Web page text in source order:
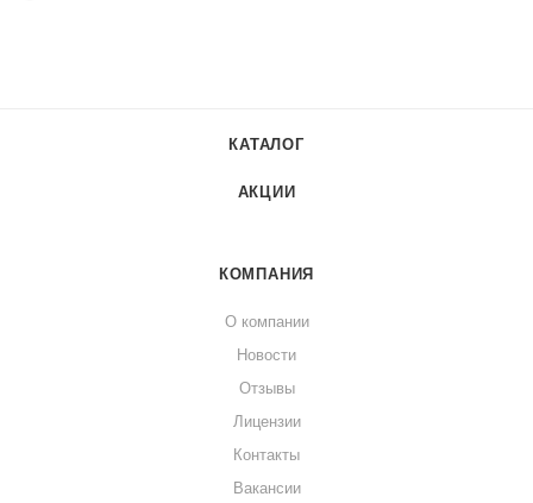
КАТАЛОГ
АКЦИИ
КОМПАНИЯ
О компании
Новости
Отзывы
Лицензии
Контакты
Вакансии